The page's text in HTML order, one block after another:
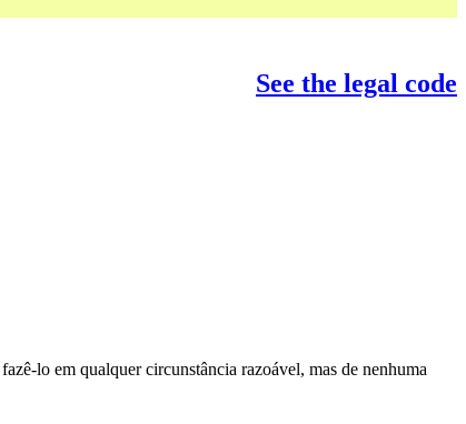
See the legal code
lo em qualquer circunstância razoável, mas de nenhuma